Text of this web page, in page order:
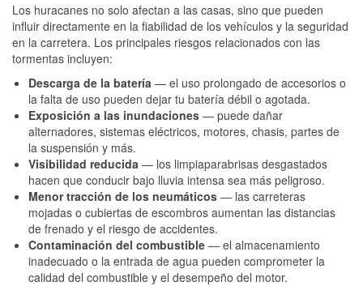
Los huracanes no solo afectan a las casas, sino que pueden
influir directamente en la fiabilidad de los vehículos y la seguridad
en la carretera. Los principales riesgos relacionados con las
tormentas incluyen:
Descarga de la batería — el uso prolongado de accesorios o
la falta de uso pueden dejar tu batería débil o agotada.
Exposición a las inundaciones — puede dañar
alternadores, sistemas eléctricos, motores, chasis, partes de
la suspensión y más.
Visibilidad reducida — los limpiaparabrisas desgastados
hacen que conducir bajo lluvia intensa sea más peligroso.
Menor tracción de los neumáticos — las carreteras
mojadas o cubiertas de escombros aumentan las distancias
de frenado y el riesgo de accidentes.
Contaminación del combustible — el almacenamiento
inadecuado o la entrada de agua pueden comprometer la
calidad del combustible y el desempeño del motor.